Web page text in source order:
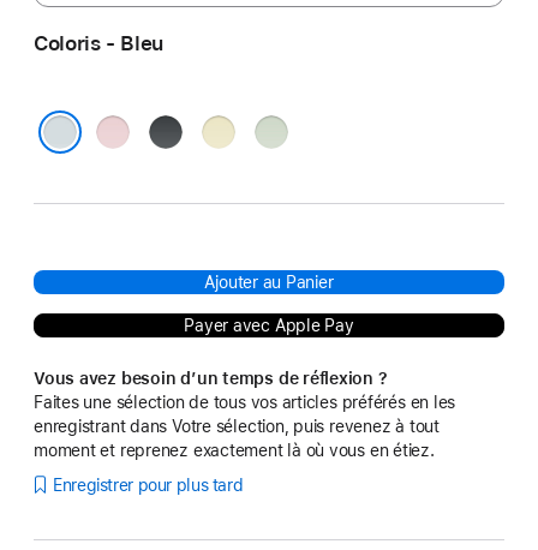
Coloris - Bleu
Rose Noir JauneVert
Ajouter au Panier
Payer avec Apple Pay
Vous avez besoin d’un temps de réflexion ?
Faites une sélection de tous vos articles préférés en les
enregistrant dans Votre sélection, puis revenez à tout
moment et reprenez exactement là où vous en étiez.
Enregistrer pour plus tard